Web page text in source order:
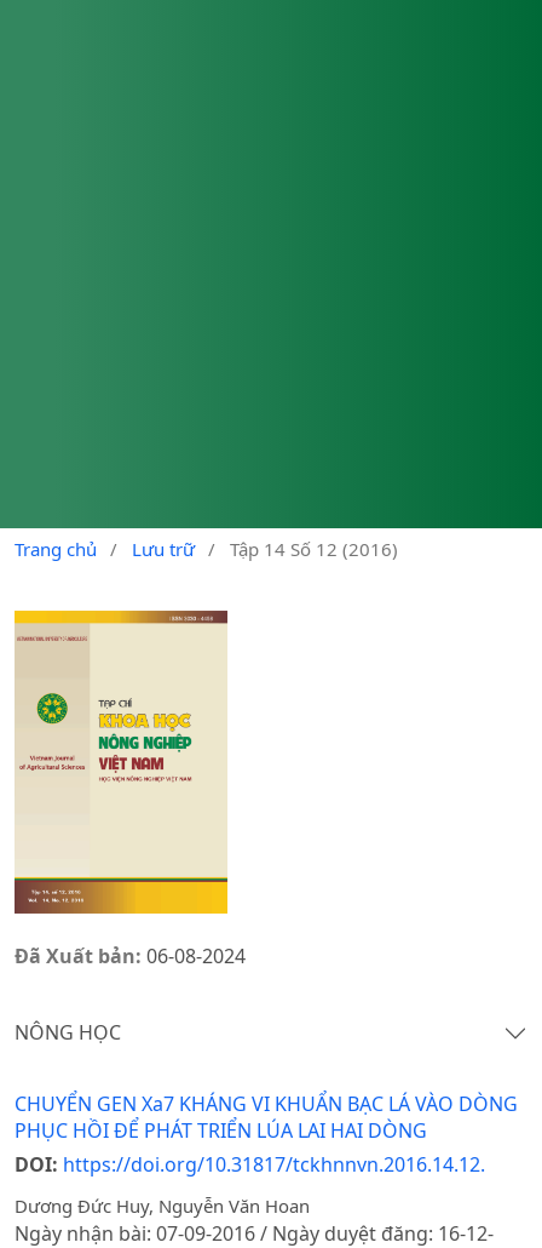
Trang chủ / Lưu trữ / Tập 14 Số 12 (2016)
Đã Xuất bản: 06-08-2024
NÔNG HỌC
CHUYỂN GEN Xa7 KHÁNG VI KHUẨN BẠC LÁ VÀO DÒNG
PHỤC HỒI ĐỂ PHÁT TRIỂN LÚA LAI HAI DÒNG
DOI: https://doi.org/10.31817/tckhnnvn.2016.14.12.
Dương Đức Huy, Nguyễn Văn Hoan
Ngày nhận bài: 07-09-2016 / Ngày duyệt đăng: 16-12-